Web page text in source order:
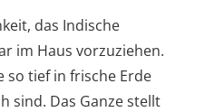
das Indische
im Haus vorzuziehen.
so tief in frische Erde
sind. Das Ganze stellt